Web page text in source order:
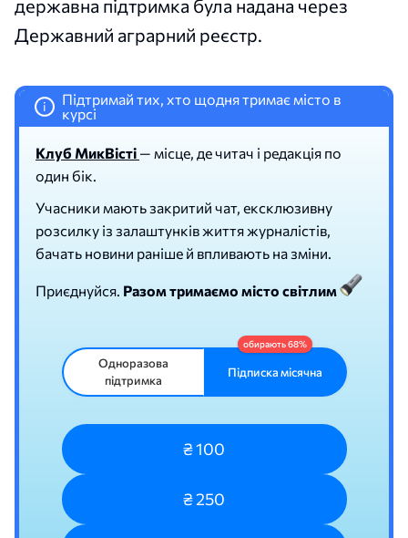
державна підтримка була надана через
Державний аграрний реєстр.
i
Підтримай тих, хто щодня тримає місто в
курсі
Клуб МикВісті — місце, де читач і редакція по
один бік.
Учасники мають закритий чат, ексклюзивну
розсилку із залаштунків життя журналістів,
бачать новини раніше й впливають на зміни.
Приєднуйся. Разом тримаємо місто світлим
Одноразова
підтримка
Підписка місячна
₴ 100
₴ 250